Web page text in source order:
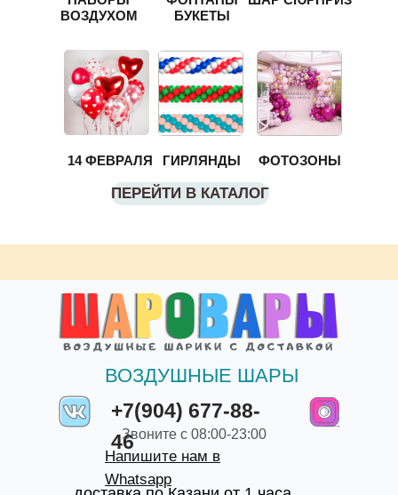
БУКЕТЫ
ГИРЛЯНДЫ
ПЕРЕЙТИ В КАТАЛОГ
ФОТОЗОНЫ
14 ФЕВРАЛЯ
ВОЗДУХОМ
+7(904) 677-88-
46
ВОЗДУШНЫЕ ШАРЫ
Звоните с 08:00-23:00
Напишите нам в
Whatsapp